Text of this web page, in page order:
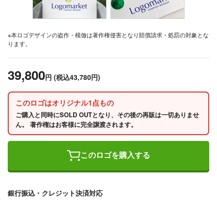
※本ロゴデザインの盗作・模倣は著作権侵害となり賠償請求・処罰の対象とな
ります。
39,800円 (税込43,780円)
このロゴはオリジナル1点もの
ご購入と同時にSOLD OUTとなり、その後の再販は一切ありませ
ん。 著作権はお客様に完全譲渡されます。
このロゴを購入する
銀行振込・クレジット決済対応